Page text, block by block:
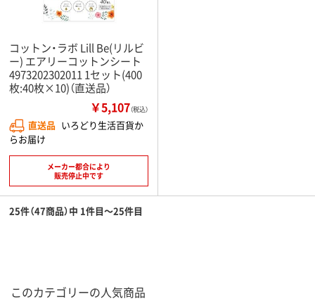
コットン・ラボ Lill Be(リルビ
ー) エアリーコットンシート
4973202302011 1セット(400
枚:40枚×10)（直送品）
￥5,107（税込）
直送品 いろどり生活百貨か
らお届け
メーカー都合により
販売停止中です
25件（47商品）中 1件目～25件目
このカテゴリーの人気商品